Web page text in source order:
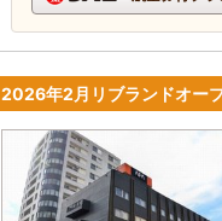
2026年2月リブランドオー